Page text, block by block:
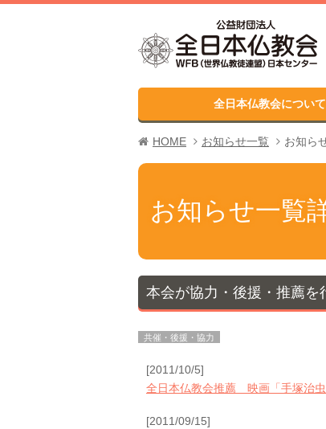
全日本仏教会について
HOME お知らせ一覧 お知ら
お知らせ一覧
本会が協力・後援・推薦を
共催・後援・協力
[2011/10/5]
全日本仏教会推薦 映画「手塚治
[2011/09/15]